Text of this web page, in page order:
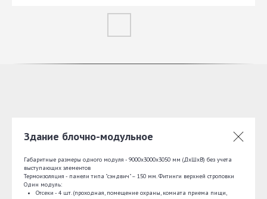
Здание блочно-модульное
Габаритные размеры одного модуля - 9000х3000х3050 мм (ДхШхВ) без учета
выступающих элементов
Термоизоляция - панели типа "сэндвич" – 150 мм. Фитинги верхней строповки
Один модуль:
Отсеки - 4 шт. (проходная, помещение охраны, комната приема пищи,